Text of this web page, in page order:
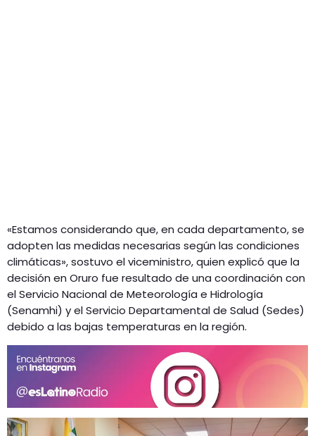
«Estamos considerando que, en cada departamento, se
adopten las medidas necesarias según las condiciones
climáticas», sostuvo el viceministro, quien explicó que la
decisión en Oruro fue resultado de una coordinación con
el Servicio Nacional de Meteorología e Hidrología
(Senamhi) y el Servicio Departamental de Salud (Sedes)
debido a las bajas temperaturas en la región.